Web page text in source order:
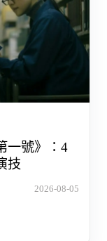
一號》：4
技
2026-08-05